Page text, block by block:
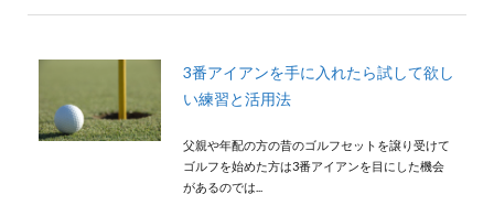
3番アイアンを手に入れたら試して欲し
い練習と活用法
父親や年配の方の昔のゴルフセットを譲り受けて
ゴルフを始めた方は3番アイアンを目にした機会
があるのでは...